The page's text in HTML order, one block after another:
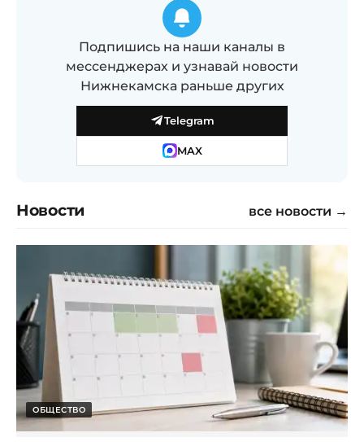
Подпишись на наши каналы в
мессенджерах и узнавай новости
Нижнекамска раньше других
Telegram
MAX
Новости все новости →
ОБЩЕСТВО